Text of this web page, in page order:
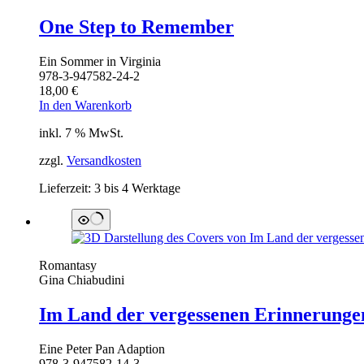
One Step to Remember
Ein Sommer in Virginia
978-3-947582-24-2
18,00 €
In den Warenkorb
inkl. 7 % MwSt.
zzgl. Versandkosten
Lieferzeit: 3 bis 4 Werktage
Romantasy
Gina Chiabudini
Im Land der vergessenen
Eine Peter Pan Adaption